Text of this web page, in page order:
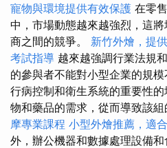
寵物與環境提供有效保護 在零
中，市場動態越來越強烈，這
商之間的競爭。 新竹外燴，提
考試指導 越來越強調行業法規
的參與者不能對小型企業的規
行病控制和衛生系統的重要性
物和藥品的需求，從而導致該
摩專業課程 小型外燴推薦，適
外，辦公機器和數據處理設備和